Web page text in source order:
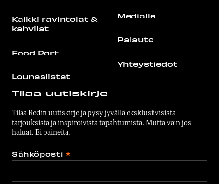
Kaikki ravintolat &
kahvilat
Food Port
Lounaslistat
Medialle
Palaute
Yhteystiedot
Tilaa uutiskirje
Tilaa Redin uutiskirje ja pysy jyvällä eksklusiivisista
tarjouksista ja inspiroivista tapahtumista. Mutta vain jos
haluat. Ei paineita.
Sähköposti *